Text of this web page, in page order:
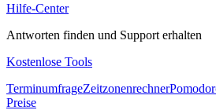
Hilfe-Center
Antworten finden und Support erhalten
Kostenlose Tools
TerminumfrageZeitzonenrechner
Preise